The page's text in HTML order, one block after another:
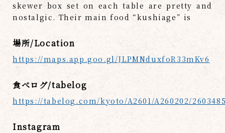
skewer box set on each table are pretty and
nostalgic. Their main food “kushiage” is
場所/Location
https://maps.app.goo.gl/JLPMNduxfoR33mKv6
食べログ/tabelog
https://tabelog.com/kyoto/A2601/A260202/
Instagram